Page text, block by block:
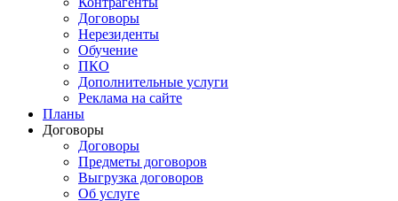
Договоры
Нерезиденты
Обучение
ПКО
Дополнительные услуги
Реклама на сайте
Планы
Договоры
Договоры
Предметы договоров
Выгрузка договоров
Об услуге